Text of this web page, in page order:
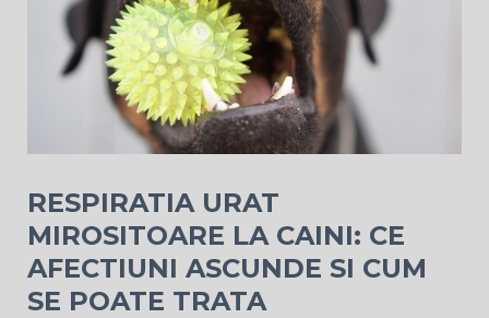
RESPIRATIA URAT
MIROSITOARE LA CAINI: CE
AFECTIUNI ASCUNDE SI CUM
SE POATE TRATA